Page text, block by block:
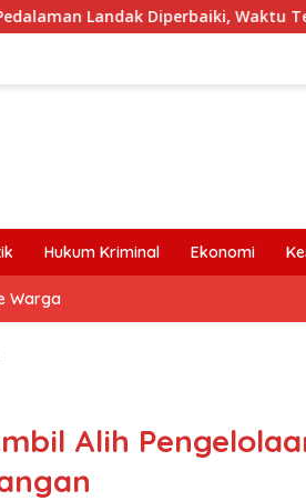
Diperbaiki, Waktu Tempuh
Hukum Kriminal Ekonomi
Warga
Alih